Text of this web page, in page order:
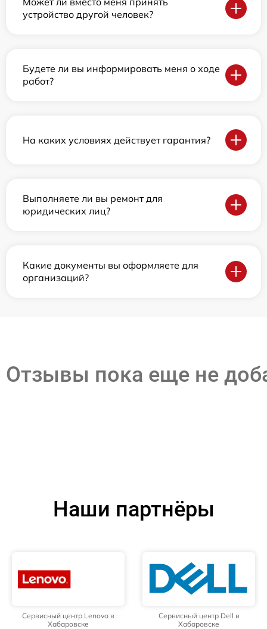
устройство другой человек?
Будете ли вы информировать меня о ходе
работ?
На каких условиях действует гарантия?
Выполняете ли вы ремонт для
юридических лиц?
Какие документы вы оформляете для
организаций?
Отзывы пока еще не
Наши партнёры
Сервисный центр Lenovo в
Хабаровске
Сервисный центр Dell в
Хабаровске